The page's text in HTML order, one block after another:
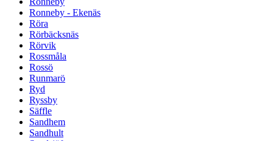
Ronneby - Ekenäs
Röra
Rörbäcksnäs
Rörvik
Rossmåla
Rossö
Runmarö
Ryd
Ryssby
Säffle
Sandhem
Sandhult